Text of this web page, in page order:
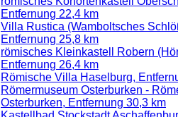
Entfernung 22,4 km
Villa Rustica (Wamboltsches
Entfernung 25,8 km
römisches Kleinkastell Robern
Entfernung 26,4 km
Römische Villa Haselburg,
Römermuseum Osterburken -
Osterburken, Entfernung 30,3 km